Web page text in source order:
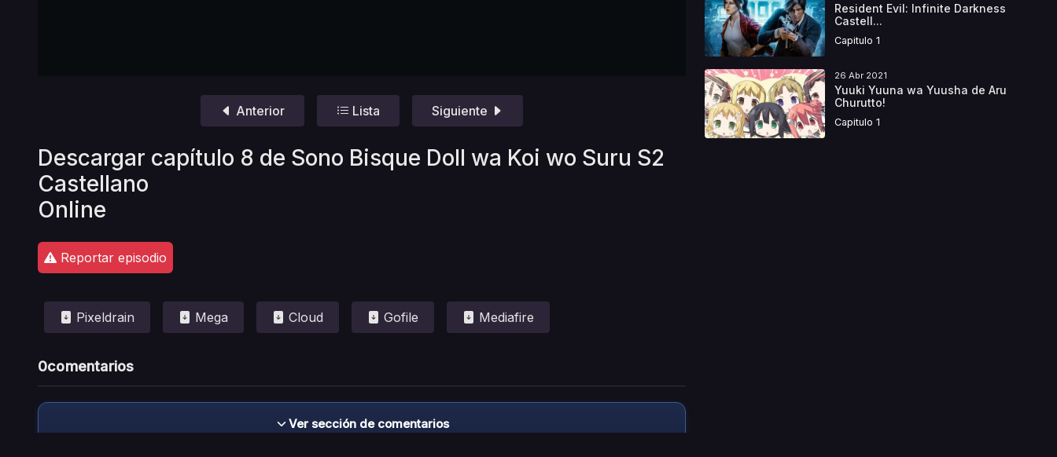
Anterior Lista Siguiente
Descargar capítulo 8 de Sono Bisque Doll wa Koi wo Suru S2
Castellano
Online
Reportar episodio
Pixeldrain Mega Cloud Gofile Mediafire
0comentarios
Ver sección de comentarios
Resident Evil: Infinite Darkness
Castell...
Capitulo 1
26 Abr 2021
Yuuki Yuuna wa Yuusha de Aru
Churutto!
Capitulo 1